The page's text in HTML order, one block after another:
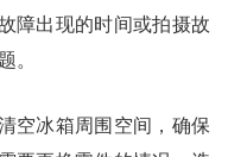
障出现的时间或拍摄故
。
空冰箱周围空间，确保